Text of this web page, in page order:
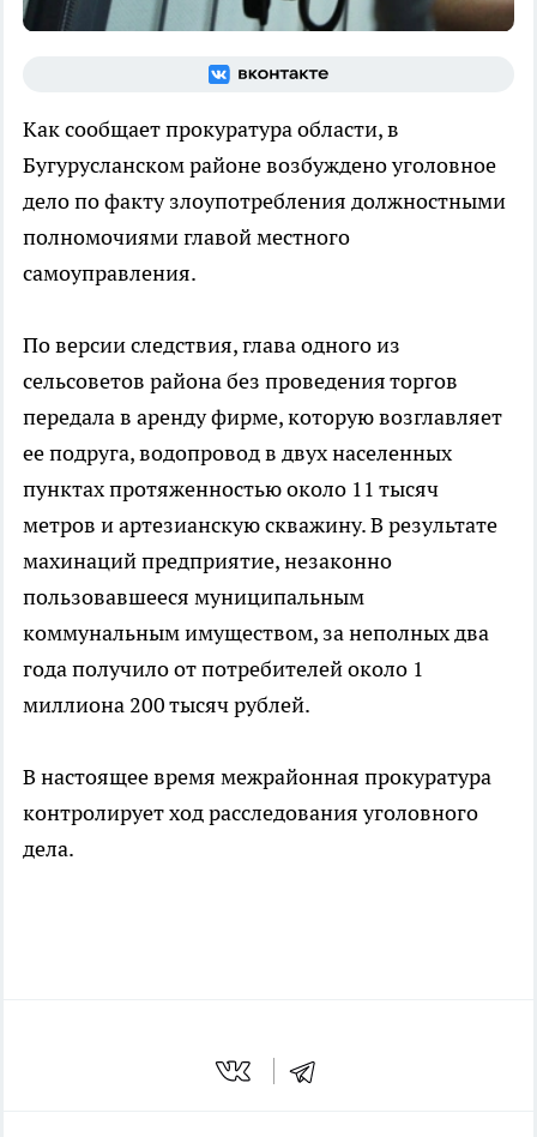
Как сообщает прокуратура области, в
Бугурусланском районе возбуждено уголовное
дело по факту злоупотребления должностными
полномочиями главой местного
самоуправления.
По версии следствия, глава одного из
сельсоветов района без проведения торгов
передала в аренду фирме, которую возглавляет
ее подруга, водопровод в двух населенных
пунктах протяженностью около 11 тысяч
метров и артезианскую скважину. В результате
махинаций предприятие, незаконно
пользовавшееся муниципальным
коммунальным имуществом, за неполных два
года получило от потребителей около 1
миллиона 200 тысяч рублей.
В настоящее время межрайонная прокуратура
контролирует ход расследования уголовного
дела.